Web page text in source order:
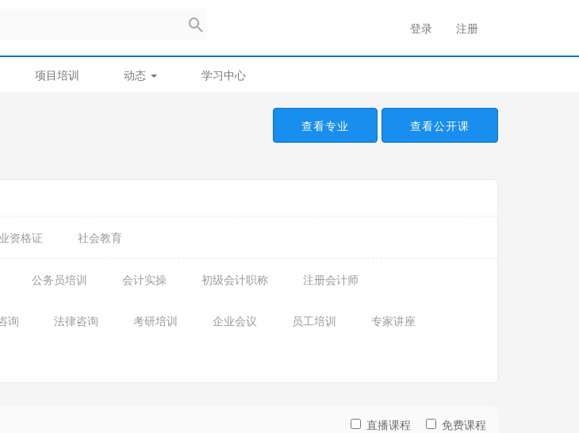
登录 注册
项目培训 动态 学习中心
查看专业 查看公开课
资格证 社会教育
公务员培训 会计实操 初级会计职称 注册会计师
询 法律咨询 考研培训 企业会议 员工培训 专家讲座
直播课程 免费课程